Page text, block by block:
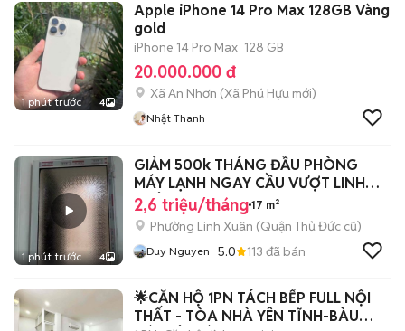
1 phút trước 4
Apple iPhone 14 Pro Max 128GB Vàng
gold
iPhone 14 Pro Max 128 GB
20.000.000 đ
Xã An Nhơn (Xã Phú Hựu mới)
Nhật Thanh
1 phút trước 4
GIẢM 500k THÁNG ĐẦU PHÒNG
MÁY LẠNH NGAY CẦU VƯỢT LINH
XUÂN
2,6 triệu/tháng 17 m²
Phường Linh Xuân (Quận Thủ Đức cũ)
Duy Nguyen 5.0 113 đã bán
🌟CĂN HỘ 1PN TÁCH BẾP FULL NỘI
THẤT - TÒA NHÀ YÊN TĨNH-BÀU